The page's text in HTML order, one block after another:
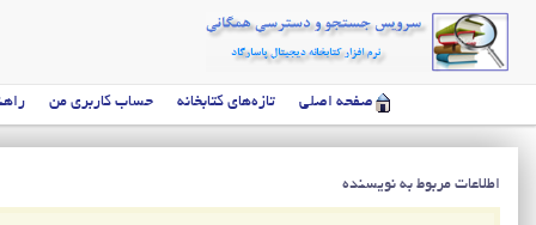
صفحه اصلی تازه‌های کتابخانه حساب کاربری من
اطلاعات مربوط به نویسنده